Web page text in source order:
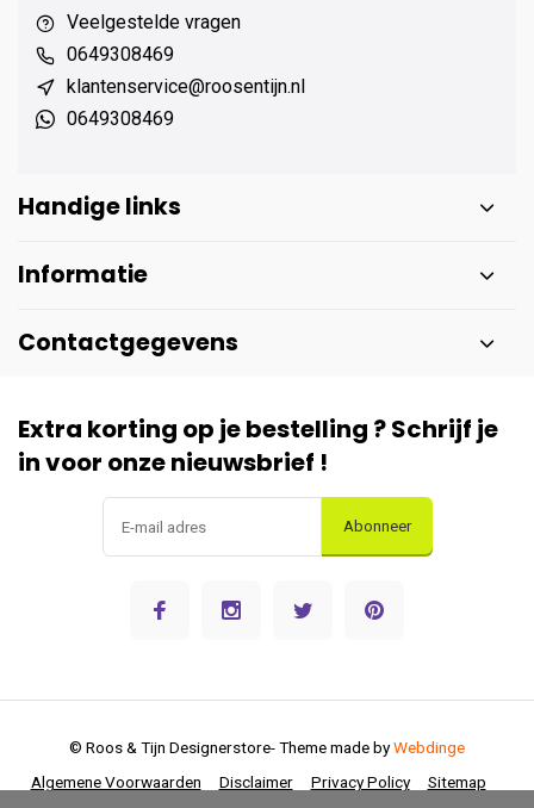
Veelgestelde vragen
0649308469
klantenservice@roosentijn.nl
0649308469
Handige links
Informatie
Contactgegevens
Extra korting op je bestelling ? Schrijf je
in voor onze nieuwsbrief !
Abonneer
Algemene Voorwaarden Disclaimer Privacy Policy Sitemap
© Roos & Tijn Designerstore- Theme made byWebdinge